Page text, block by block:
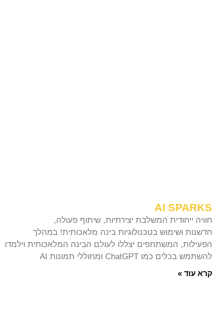
AI SPARKS
חוויה ייחודית המשלבת יצירתיות, שיתוף פעולה,
חדשנות ושימוש בטכנולוגיות בינה מלאכותית! במהלך
הפעילות, המשתתפים יצללו לעולם הבינה המלאכותית וילמדו
להשתמש בכלים כמו ChatGPT ומחוללי תמונות AI
קרא עוד »